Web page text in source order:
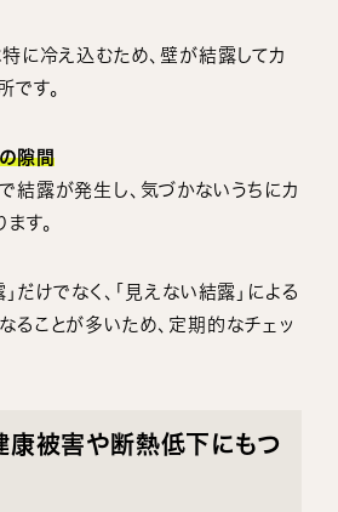
特に冷え込むため、壁が結露してカ
です。
隙間
結露が発生し、気づかないうちにカ
す。
だけでなく、「見えない結露」による
ることが多いため、定期的なチェッ
康被害や断熱低下にもつ